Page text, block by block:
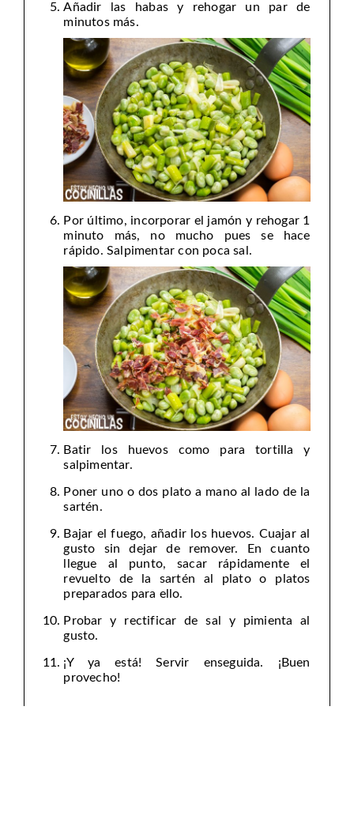
Añadir las habas y rehogar un par de
minutos más.
Por último, incorporar el jamón y rehogar 1
minuto más, no mucho pues se hace
rápido. Salpimentar con poca sal.
Batir los huevos como para tortilla y
salpimentar.
Poner uno o dos plato a mano al lado de la
sartén.
Bajar el fuego, añadir los huevos. Cuajar al
gusto sin dejar de remover. En cuanto
llegue al punto, sacar rápidamente el
revuelto de la sartén al plato o platos
preparados para ello.
Probar y rectificar de sal y pimienta al
gusto.
¡Y ya está! Servir enseguida. ¡Buen
provecho!